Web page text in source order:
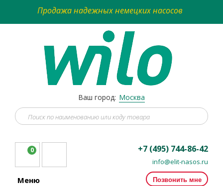
Продажа надежных немецких насосов
Ваш город: Москва
0 +7 (495) 744-86-42
info@elit-nasos.ru
Позвонить мне
Меню